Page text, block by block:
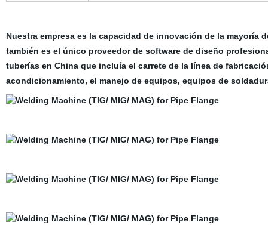
Nuestra empresa es la capacidad de innovación de la
también es el único proveedor de software de diseño
tuberías en China que incluía el carrete de la línea de
acondicionamiento, el manejo de equipos, equipos de